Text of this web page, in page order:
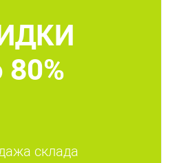
В наличии
склада